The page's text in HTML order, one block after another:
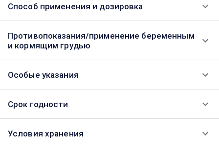
Способ применения и дозировка
Противопоказания/применение беременным
и кормящим грудью
Особые указания
Срок годности
Условия хранения